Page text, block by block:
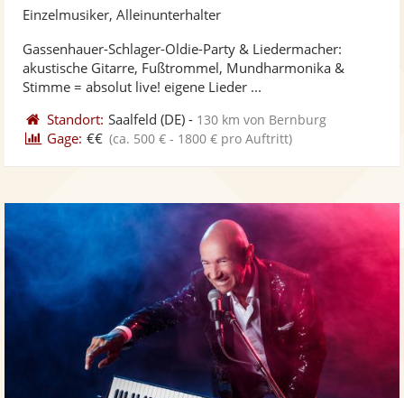
Einzelmusiker, Alleinunterhalter
Gassenhauer-Schlager-Oldie-Party & Liedermacher:
akustische Gitarre, Fußtrommel, Mundharmonika &
Stimme = absolut live! eigene Lieder ...
Standort: Saalfeld (DE) - 130 km von Bernburg
Gage: €€ (ca. 500 € - 1800 € pro Auftritt)